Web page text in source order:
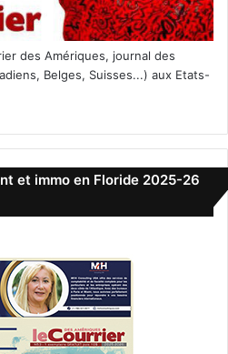
des Amériques, journal des
Belges, Suisses...) aux Etats-
et immo en Floride 2025-26